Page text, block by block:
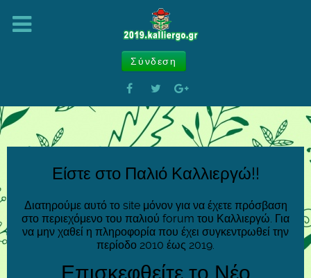
Σύνδεση
Είστε στο Παλιό Καλλιεργώ!!
Διατηρούμε αυτό το site μόνον για να έχετε πρόσβαση
στο περιεχόμενο του παλιού forum του Καλλιεργώ. Για
να μην χαθεί η πληροφορία που έχει συγκεντρωθεί την
περίοδο 2010 έως 2019.
Επισκεφθείτε το Νέο